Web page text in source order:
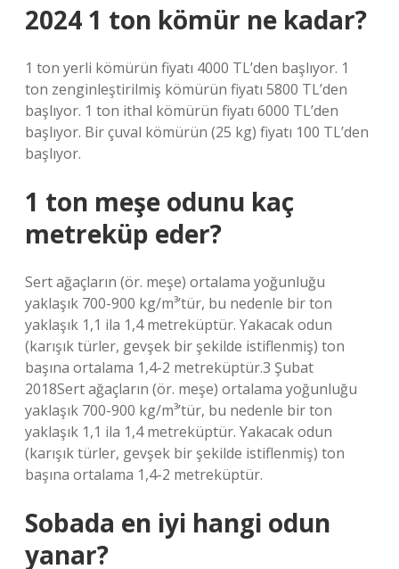
2024 1 ton kömür ne kadar?
1 ton yerli kömürün fiyatı 4000 TL’den başlıyor. 1
ton zenginleştirilmiş kömürün fiyatı 5800 TL’den
başlıyor. 1 ton ithal kömürün fiyatı 6000 TL’den
başlıyor. Bir çuval kömürün (25 kg) fiyatı 100 TL’den
başlıyor.
1 ton meşe odunu kaç
metreküp eder?
Sert ağaçların (ör. meşe) ortalama yoğunluğu
yaklaşık 700-900 kg/m³’tür, bu nedenle bir ton
yaklaşık 1,1 ila 1,4 metreküptür. Yakacak odun
(karışık türler, gevşek bir şekilde istiflenmiş) ton
başına ortalama 1,4-2 metreküptür.3 Şubat
2018Sert ağaçların (ör. meşe) ortalama yoğunluğu
yaklaşık 700-900 kg/m³’tür, bu nedenle bir ton
yaklaşık 1,1 ila 1,4 metreküptür. Yakacak odun
(karışık türler, gevşek bir şekilde istiflenmiş) ton
başına ortalama 1,4-2 metreküptür.
Sobada en iyi hangi odun
yanar?